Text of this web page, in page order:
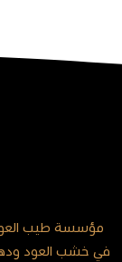
مؤسسة طيب العود
في خشب العود ودهن